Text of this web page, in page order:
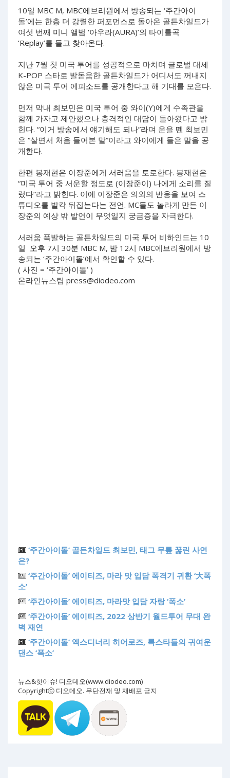
10일 MBC M, MBC에브리원에서 방송되는 ‘주간아이
돌’에는 한층 더 강렬한 퍼포먼스로 돌아온 골든차일드가
여섯 번째 미니 앨범 ‘아우라(AURA)’의 타이틀곡
‘Replay’를 들고 찾아온다.
지난 7월 첫 미국 투어를 성공적으로 마치며 글로벌 대세
K-POP 스타로 발돋움한 골든차일드가 어디서도 꺼내지
않은 미국 투어 에피소드를 공개한다고 해 기대를 모은다.
먼저 막내 최보민은 미국 투어 중 와이(Y)에게 수족관을
함께 가자고 제안했으나 충격적인 대답이 돌아왔다고 밝
힌다. “이거 방송에서 얘기해도 되나”라며 운을 뗀 최보민
은 “살면서 처음 들어본 말”이라고 와이에게 들은 말을 공
개한다.
한편 봉재현은 이장준에게 서러움을 토로한다. 봉재현은
“미국 투어 중 서운할 정도로 (이장준이) 나에게 소리를 질
렀다”라고 밝힌다. 이에 이장준은 의외의 반응을 보여 스
튜디오를 발칵 뒤집는다는 전언. MC들도 놀라게 만든 이
장준의 예상 밖 발언이 무엇일지 궁금증을 자극한다.
서러움 폭발하는 골든차일드의 미국 투어 비하인드는 10
일 오후 7시 30분 MBC M, 밤 12시 MBC에브리원에서 방
송되는 ‘주간아이돌’에서 확인할 수 있다.
( 사진 = ‘주간아이돌’ )
온라인뉴스팀 press@diodeo.com
‘주간아이돌’ 골든차일드 최보민, 태그 무릎 꿇린 사연
은?
‘주간아이돌’ 에이티즈, 마라 맛 입담 폭격기 귀환 ‘大폭
소’
‘주간아이돌’ 에이티즈, 마라맛 입담 자랑 ‘폭소’
‘주간아이돌’ 에이티즈, 2022 상반기 월드투어 무대 완
벽 재연
‘주간아이돌’ 엑스디너리 히어로즈, 록스타들의 귀여운
댄스 ‘폭소’
뉴스&핫이슈! 디오데오(www.diodeo.com)
Copyrightⓒ 디오데오. 무단전재 및 재배포 금지